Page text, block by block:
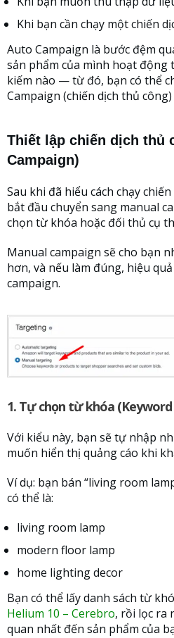
Khi bạn cần chạy một chiến
Auto Campaign là bước đệm
sản phẩm của mình hoạt
kiếm nào — từ đó, bạn có thể
Campaign (chiến dịch thủ
Thiết lập chiến dịch thủ
Campaign)
Sau khi đã hiểu cách chạy
bắt đầu chuyển sang manual
chọn từ khóa hoặc đối thủ cụ
Manual campaign sẽ cho bạn
hơn, và nếu làm đúng, hiệu
campaign.
1. Tự chọn từ khóa
Với kiểu này, bạn sẽ tự nhập
muốn hiển thị quảng cáo khi
Ví dụ: bạn bán “living room
có thể là:
living room lamp
modern floor lamp
home lighting decor
Bạn có thể lấy danh sách từ
Helium 10 – Cerebro, rồi lọc ra
quan nhất đến sản phẩm của